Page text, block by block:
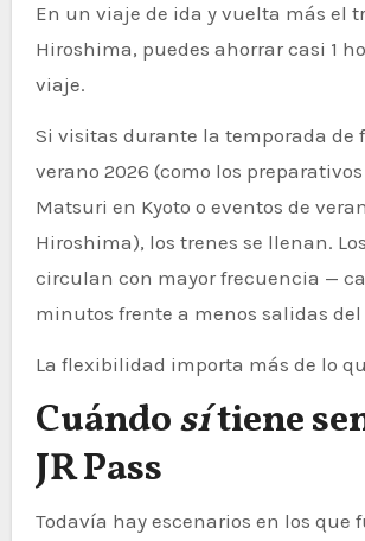
En un viaje de ida y vuelta más el
Hiroshima, puedes ahorrar casi 1
viaje.
Si visitas durante la temporada de
verano 2026 (como los preparativos
Matsuri en Kyoto o eventos de
Hiroshima), los trenes se llenan.
circulan con mayor frecuencia —
minutos frente a menos salidas
La flexibilidad importa más de lo
Cuándosítiene
JR Pass
Todavía hay escenarios en los que